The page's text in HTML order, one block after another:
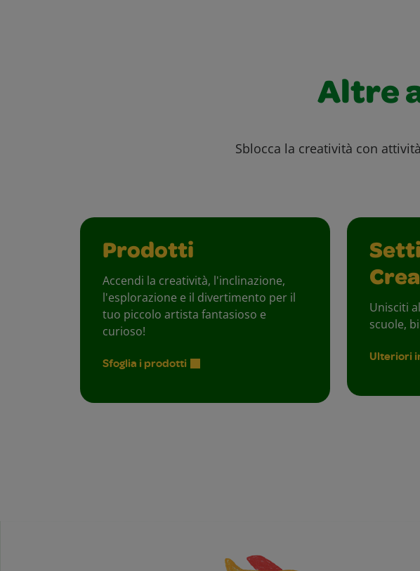
Altre
Sblocca la creatività con
Prodotti
Accendi la creatività, l'inclinazione,
l'esplorazione e il divertimento per il
tuo piccolo artista fantasioso e
curioso!
Sfoglia i prodotti
Unisciti
scuole,
Ulteriori